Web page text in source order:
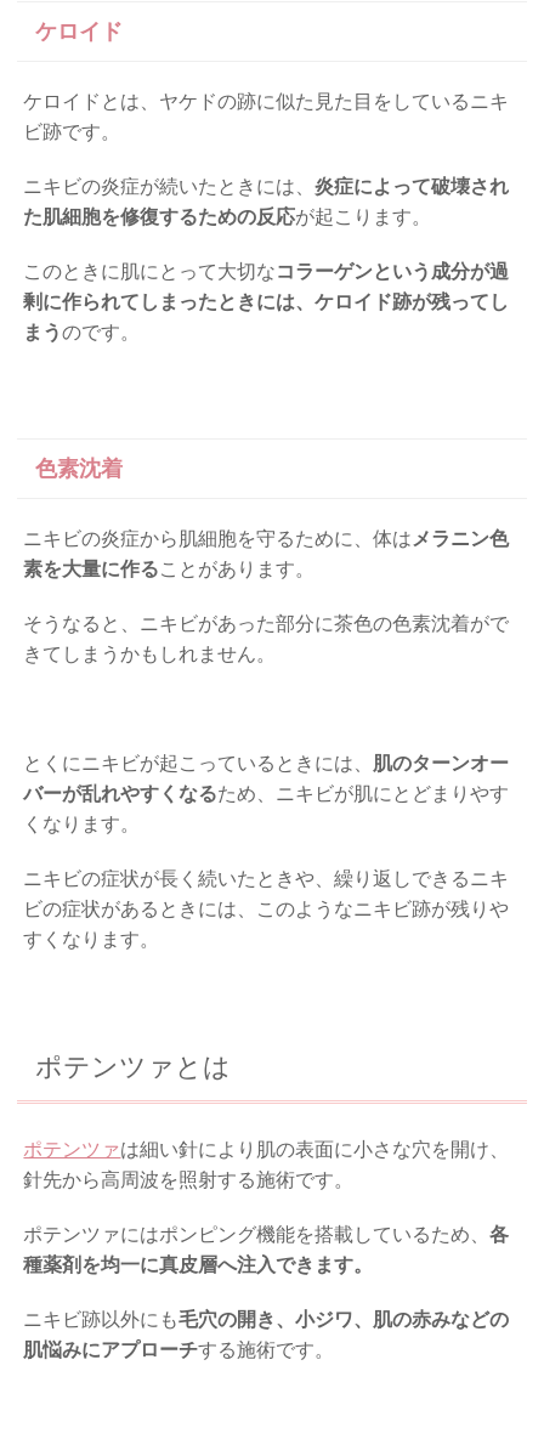
ケロイド
ケロイドとは、ヤケドの跡に似た見た目をしているニキ
ビ跡です。
ニキビの炎症が続いたときには、炎症によって破壊され
た肌細胞を修復するための反応が起こります。
このときに肌にとって大切なコラーゲンという成分が過
剰に作られてしまったときには、ケロイド跡が残ってし
まうのです。
色素沈着
ニキビの炎症から肌細胞を守るために、体は メラニン色
素を大量に作ることがあります。
そうなると、ニキビがあった部分に茶色の色素沈着がで
きてしまうかもしれません。
とくにニキビが起こっているときには、 肌のターンオー
バーが乱れやすくなるため、ニキビが肌にとどまりやす
くなります。
ニキビの症状が長く続いたときや、繰り返しできるニキ
ビの症状があるときには、このようなニキビ跡が残りや
すくなります。
ポテンツァとは
ポテンツァは細い針により肌の表面に小さな穴を開け、
針先から高周波を照射する施術です。
ポテンツァにはポンピング機能を搭載しているため、各
種薬剤を均一に真皮層へ注入できます。
ニキビ跡以外にも毛穴の開き、小ジワ、肌の赤みなどの
肌悩みにアプローチする施術です。